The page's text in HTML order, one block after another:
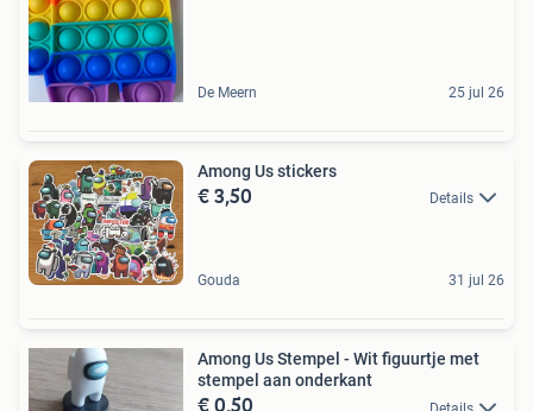
De Meern 25 jul 26
Among Us stickers
€ 3,50 Details
Gouda 31 jul 26
Among Us Stempel - Wit figuurtje met
stempel aan onderkant